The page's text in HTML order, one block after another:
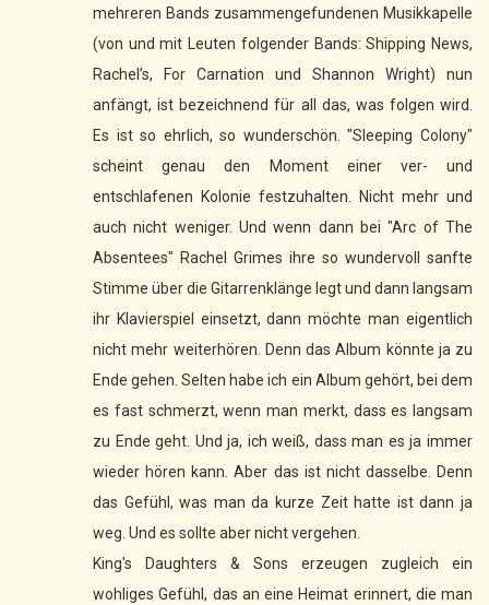
mehreren Bands zusammengefundenen Musikkapelle
(von und mit Leuten folgender Bands: Shipping News,
Rachel’s, For Carnation und Shannon Wright) nun
anfängt, ist bezeichnend für all das, was folgen wird.
Es ist so ehrlich, so wunderschön. "Sleeping Colony"
scheint genau den Moment einer ver- und
entschlafenen Kolonie festzuhalten. Nicht mehr und
auch nicht weniger. Und wenn dann bei "Arc of The
Absentees" Rachel Grimes ihre so wundervoll sanfte
Stimme über die Gitarrenklänge legt und dann langsam
ihr Klavierspiel einsetzt, dann möchte man eigentlich
nicht mehr weiterhören. Denn das Album könnte ja zu
Ende gehen. Selten habe ich ein Album gehört, bei dem
es fast schmerzt, wenn man merkt, dass es langsam
zu Ende geht. Und ja, ich weiß, dass man es ja immer
wieder hören kann. Aber das ist nicht dasselbe. Denn
das Gefühl, was man da kurze Zeit hatte ist dann ja
weg. Und es sollte aber nicht vergehen.
King's Daughters & Sons erzeugen zugleich ein
wohliges Gefühl, das an eine Heimat erinnert, die man